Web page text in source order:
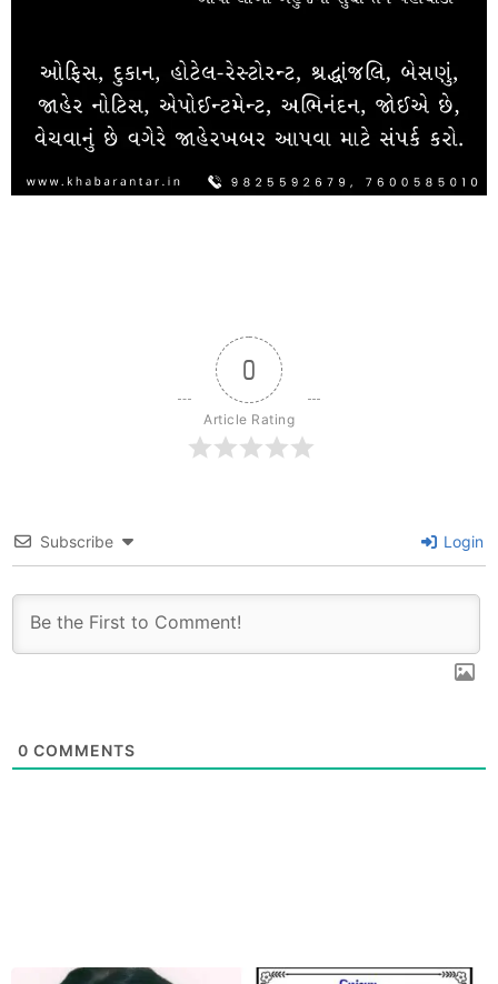
0
Article Rating
Subscribe Login
0 COMMENTS